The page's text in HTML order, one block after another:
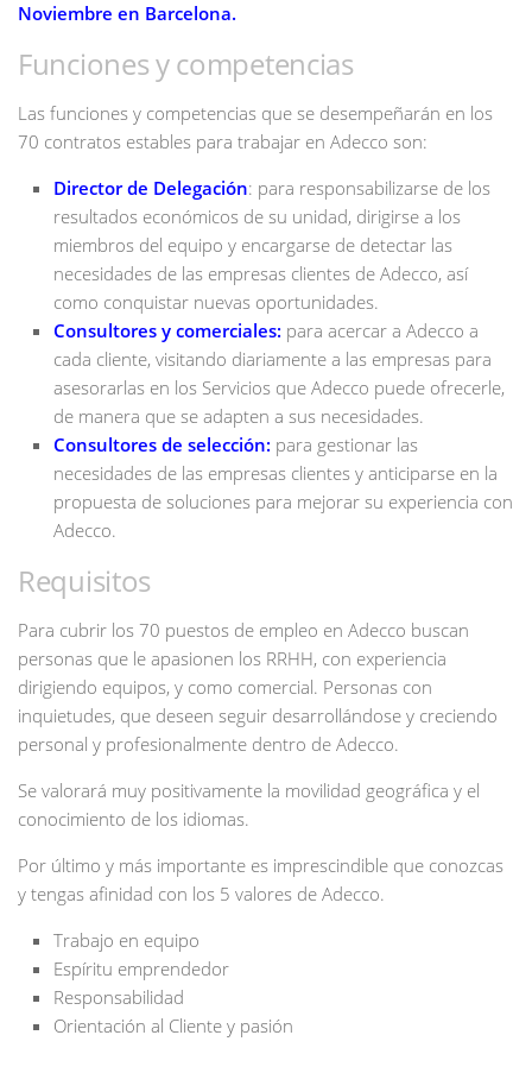
Noviembre en Barcelona.
Funciones y competencias
Las funciones y competencias que se desempeñarán en los
70 contratos estables para trabajar en Adecco son:
Director de Delegación: para responsabilizarse de los
resultados económicos de su unidad, dirigirse a los
miembros del equipo y encargarse de detectar las
necesidades de las empresas clientes de Adecco, así
como conquistar nuevas oportunidades.
Consultores y comerciales: para acercar a Adecco a
cada cliente, visitando diariamente a las empresas para
asesorarlas en los Servicios que Adecco puede ofrecerle,
de manera que se adapten a sus necesidades.
Consultores de selección: para gestionar las
necesidades de las empresas clientes y anticiparse en la
propuesta de soluciones para mejorar su experiencia con
Adecco.
Requisitos
Para cubrir los 70 puestos de empleo en Adecco buscan
personas que le apasionen los RRHH, con experiencia
dirigiendo equipos, y como comercial. Personas con
inquietudes, que deseen seguir desarrollándose y creciendo
personal y profesionalmente dentro de Adecco.
Se valorará muy positivamente la movilidad geográfica y el
conocimiento de los idiomas.
Por último y más importante es imprescindible que conozcas
y tengas afinidad con los 5 valores de Adecco.
Trabajo en equipo
Espíritu emprendedor
Responsabilidad
Orientación al Cliente y pasión